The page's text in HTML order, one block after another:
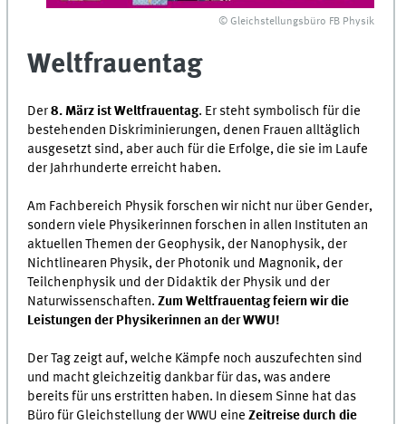
© Gleichstellungsbüro FB Physik
Weltfrauentag
Der8. März ist Weltfrauentag. Er steht symbolisch für die
bestehenden Diskriminierungen, denen Frauen alltäglich
ausgesetzt sind, aber auch für die Erfolge, die sie im Laufe
der Jahrhunderte erreicht haben.
Am Fachbereich Physik forschen wir nicht nur über Gender,
sondern viele Physikerinnen forschen in allen Instituten an
aktuellen Themen der Geophysik, der Nanophysik, der
Nichtlinearen Physik, der Photonik und Magnonik, der
Teilchenphysik und der Didaktik der Physik und der
Naturwissenschaften.Zum Weltfrauentag feiern wir die
Leistungen der Physikerinnen an der WWU!
Der Tag zeigt auf, welche Kämpfe noch auszufechten sind
und macht gleichzeitig dankbar für das, was andere
bereits für uns erstritten haben. In diesem Sinne hat das
Büro für Gleichstellung der WWU eineZeitreise durch die